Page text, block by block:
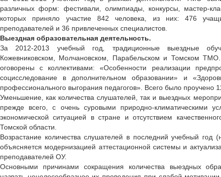
различных форм: фестивали, олимпиады, конкурсы, мастер-
которых приняло участие 842 человека, из них: 476
преподавателей и 36 привлеченных специалистов.
Выездная образовательная деятельность.
За 2012-2013 учебный год, традиционные выездные
Кожевниковском, Молчановском, Парабельском и Томском
оговорены с коллективами: «Особенности реализации
социсследование в дополнительном образовании» и
профессионального выгорания педагогов». Всего было проучено
Уменьшение, как количества слушателей, так и выездных
прежде всего, с очень суровыми природно-климатическими
экономической ситуацией в стране и отсутствием
Томской области.
Возрастание количества слушателей в последний учебный
объясняется модернизацией аттестационной системы и
преподавателей ОУ.
Основными причинами сокращения количества выездных